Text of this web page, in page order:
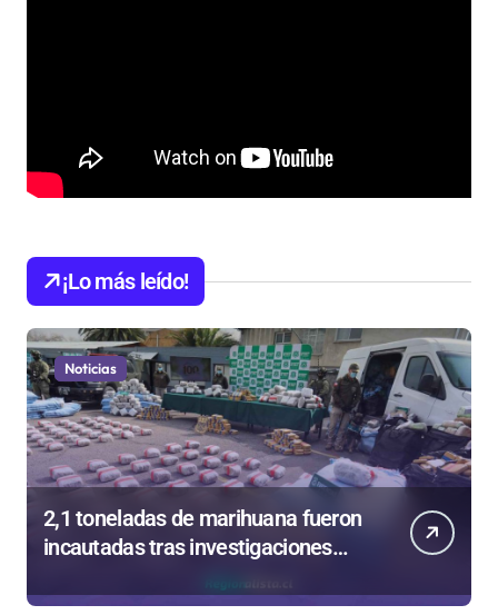
¡Lo más leído!
Noticias
2,1 toneladas de marihuana fueron
incautadas tras investigaciones